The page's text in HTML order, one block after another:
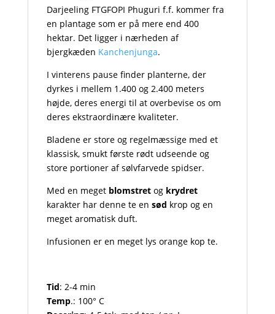
Darjeeling FTGFOPI Phuguri f.f. kommer fra
en plantage som er på mere end 400
hektar. Det ligger i nærheden af
bjergkæden Kanchenjunga.
I vinterens pause finder planterne, der
dyrkes i mellem 1.400 og 2.400 meters
højde, deres energi til at overbevise os om
deres ekstraordinære kvaliteter.
Bladene er store og regelmæssige med et
klassisk, smukt første rødt udseende og
store portioner af sølvfarvede spidser.
Med en meget blomstretog krydret
karakter har denne te en sød krop og en
meget aromatisk duft.
Infusionen er en meget lys orange kop te.
Tid: 2-4 min
Temp.: 100° C